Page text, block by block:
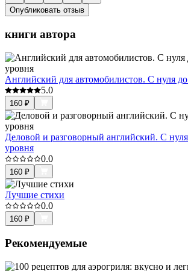
Опубликовать отзыв
книги автора
Английский для автомобилистов. С нуля
5.0
160 ₽
Деловой и разговорный английский. С
уровня
0.0
160 ₽
Лучшие стихи
0.0
160 ₽
Рекомендуемые